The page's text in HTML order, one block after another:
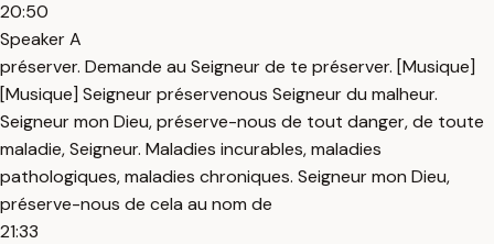
20:50
Speaker A
préserver. Demande au Seigneur de te préserver. [Musique]
[Musique] Seigneur préservenous Seigneur du malheur.
Seigneur mon Dieu, préserve-nous de tout danger, de toute
maladie, Seigneur. Maladies incurables, maladies
pathologiques, maladies chroniques. Seigneur mon Dieu,
préserve-nous de cela au nom de
21:33